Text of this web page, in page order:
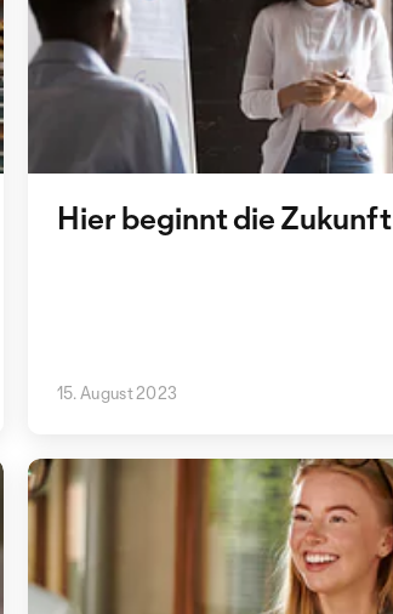
Hier beginnt die Zukunft
15. August 2023